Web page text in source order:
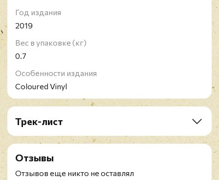
Год издания
2019
Вес в упаковке (кг)
0.7
Особенности издания
Coloured Vinyl
Трек-лист
A1. Insert Coin
A2. Unsainted
A3. Birth Of The Cruel
A4. Death Because Of Death
Отзывы
Отзывов еще никто не оставлял